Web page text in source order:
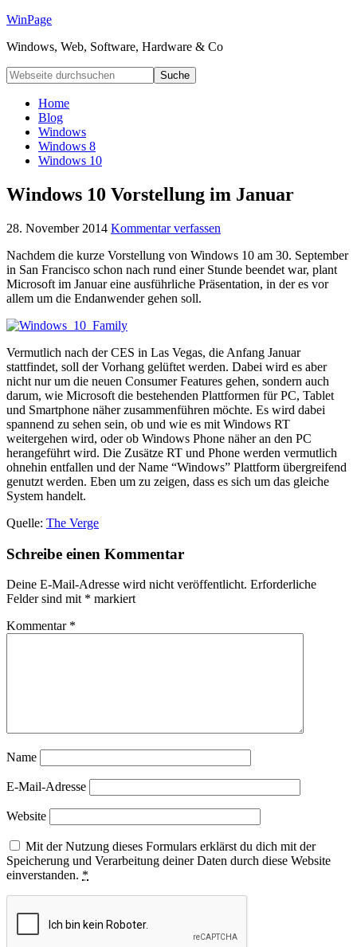
WinPage
Windows, Web, Software, Hardware & Co
Home
Blog
Windows
Windows 8
Windows 10
Windows 10 Vorstellung im Januar
28. November 2014 Kommentar verfassen
Nachdem die kurze Vorstellung von Windows 10 am 30. September
in San Francisco schon nach rund einer Stunde beendet war, plant
Microsoft im Januar eine ausführliche Präsentation, in der es vor
allem um die Endanwender gehen soll.
Vermutlich nach der CES in Las Vegas, die Anfang Januar
stattfindet, soll der Vorhang gelüftet werden. Dabei wird es aber
nicht nur um die neuen Consumer Features gehen, sondern auch
darum, wie Microsoft die bestehenden Plattformen für PC, Tablet
und Smartphone näher zusammenführen möchte. Es wird dabei
spannend zu sehen sein, ob und wie es mit Windows RT
weitergehen wird, oder ob Windows Phone näher an den PC
herangeführt wird. Die Zusätze RT und Phone werden vermutlich
ohnehin entfallen und der Name “Windows” Plattform übergreifend
genutzt werden. Eben um zu zeigen, dass es sich um das gleiche
System handelt.
Quelle: The Verge
Schreibe einen Kommentar
Deine E-Mail-Adresse wird nicht veröffentlicht. Erforderliche
Felder sind mit * markiert
Kommentar *
Name
E-Mail-Adresse
Website
Mit der Nutzung dieses Formulars erklärst du dich mit der
Speicherung und Verarbeitung deiner Daten durch diese Website
einverstanden. *